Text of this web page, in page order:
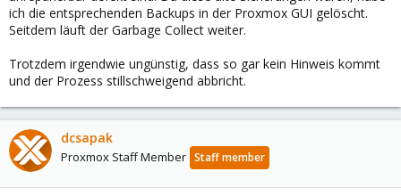
ich die entsprechenden Backups in der Proxmox GUI gelöscht.
Seitdem läuft der Garbage Collect weiter.
Trotzdem irgendwie ungünstig, dass so gar kein Hinweis kommt
und der Prozess stillschweigend abbricht.
dcsapak
Proxmox Staff Member Staff member